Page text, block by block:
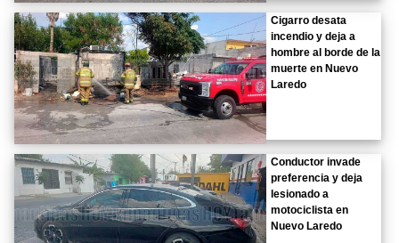
Cigarro desata
incendio y deja a
hombre al borde de la
muerte en Nuevo
Laredo
Conductor invade
preferencia y deja
lesionado a
motociclista en
Nuevo Laredo